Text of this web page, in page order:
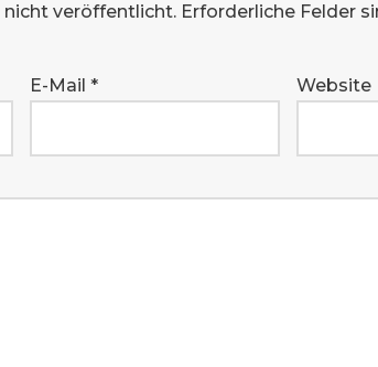
nicht veröffentlicht. Erforderliche Felder
E-Mail* Website